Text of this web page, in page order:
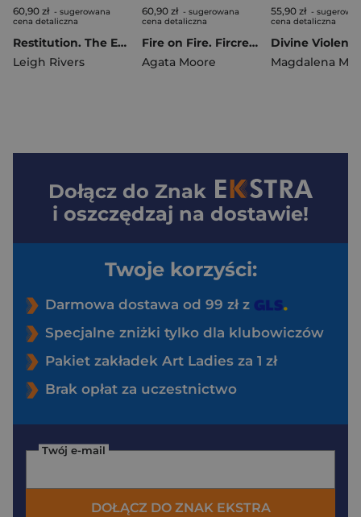
60,90 zł - sugerowana
cena detaliczna
Restitution. The Edge of Darkness Trilogy. Tom 3
Leigh Rivers
60,90 zł - sugerowana
cena detaliczna
Fire on Fire. Fircrest
Agata Moore
55,90 zł -
cena detaliczna
Dołącz do Znak
i oszczędzaj na dostawie!
Twoje korzyści:
Darmowa dostawa od 99 zł z
Specjalne zniżki tylko dla klubowiczów
Pakiet zakładek Art Ladies za 1 zł
Brak opłat za uczestnictwo
Twój e-mail
DOŁĄCZ DO ZNAK EKSTRA